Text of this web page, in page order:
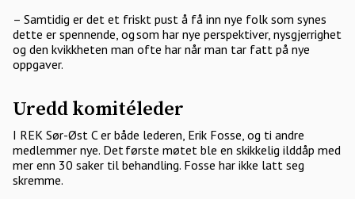
– Samtidig er det et friskt pust å få inn nye folk som synes
dette er spennende, og som har nye perspektiver, nysgjerrighet
og den kvikkheten man ofte har når man tar fatt på nye
oppgaver.
Uredd komitéleder
I REK Sør-Øst C er både lederen, Erik Fosse, og ti andre
medlemmer nye. Det første møtet ble en skikkelig ilddåp med
mer enn 30 saker til behandling. Fosse har ikke latt seg
skremme.